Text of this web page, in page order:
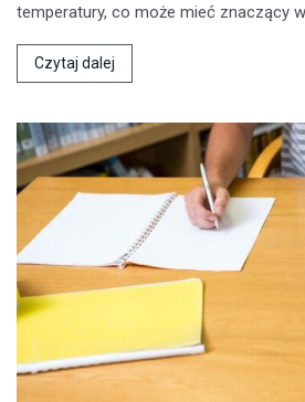
temperatury, co może mieć znaczący
Czytaj dalej